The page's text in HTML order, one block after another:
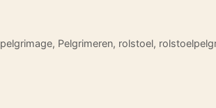
pelgrimage, Pelgrimeren, rolstoel,